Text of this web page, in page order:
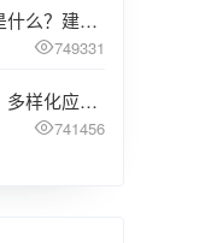
客服服务流程的第三个步骤是什么？建议企业阅读
749331
座机呼叫转移的应用有哪些？多样化应用场景解析
741456